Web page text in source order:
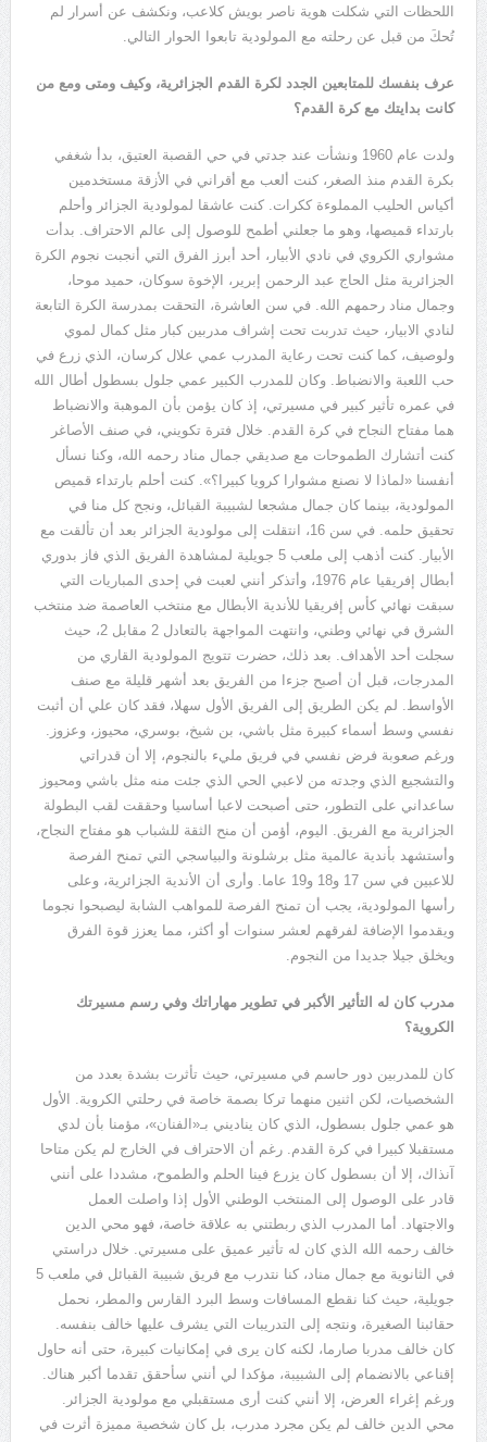
اللحظات التي شكلت هوية ناصر بويش كلاعب، ونكشف عن أسرار لم
تُحكَ من قبل عن رحلته مع المولودية تابعوا الحوار التالي.
عرف بنفسك للمتابعين الجدد لكرة القدم الجزائرية، وكيف ومتى ومع من
كانت بدايتك مع كرة القدم؟
ولدت عام
ونشأت عند جدتي في حي القصبة العتيق، بدأ شغفي
بكرة القدم منذ الصغر، كنت ألعب مع أقراني في الأزقة مستخدمين
أكياس الحليب المملوءة ككرات. كنت عاشقا لمولودية الجزائر وأحلم
بارتداء قميصها، وهو ما جعلني أطمح للوصول إلى عالم الاحتراف. بدأت
مشواري الكروي في نادي الأبيار، أحد أبرز الفرق التي أنجبت نجوم الكرة
الجزائرية مثل الحاج عبد الرحمن إبرير، الإخوة سوكان، حميد موحا،
وجمال مناد رحمهم الله. في سن العاشرة، التحقت بمدرسة الكرة التابعة
لنادي الابيار، حيث تدربت تحت إشراف مدربين كبار مثل كمال لموي
ولوصيف، كما كنت تحت رعاية المدرب عمي علال كرسان، الذي زرع في
حب اللعبة والانضباط. وكان للمدرب الكبير عمي جلول بسطول أطال الله
في عمره تأثير كبير في مسيرتي، إذ كان يؤمن بأن الموهبة والانضباط
هما مفتاح النجاح في كرة القدم. خلال فترة تكويني، في صنف الأصاغر
كنت أتشارك الطموحات مع صديقي جمال مناد رحمه الله، وكنا نسأل
أنفسنا «لماذا لا نصنع مشوارا كرويا كبيرا؟». كنت أحلم بارتداء قميص
المولودية، بينما كان جمال مشجعا لشبيبة القبائل، ونجح كل منا في
تحقيق حلمه. في سن
، انتقلت إلى مولودية الجزائر بعد أن تألقت مع
الأبيار . كنت أذهب إلى ملعب
جويلية لمشاهدة الفريق الذي فاز بدوري
أبطال إفريقيا عام
، وأتذكر أنني لعبت في إحدى المباريات التي
سبقت نهائي كأس إفريقيا للأندية الأبطال مع منتخب العاصمة ضد منتخب
الشرق في نهائي وطني، وانتهت المواجهة بالتعادل
مقابل
، حيث
سجلت أحد الأهداف. بعد ذلك، حضرت تتويج المولودية القاري من
المدرجات، قبل أن أصبح جزءا من الفريق بعد أشهر قليلة مع صنف
الأواسط. لم يكن الطريق إلى الفريق الأول سهلا، فقد كان علي أن أثبت
نفسي وسط أسماء كبيرة مثل باشي، بن شيخ، بوسري، محيوز، وعزوز .
ورغم صعوبة فرض نفسي في فريق مليء بالنجوم، إلا أن قدراتي
والتشجيع الذي وجدته من لاعبي الحي الذي جئت منه مثل باشي ومحيوز
ساعداني على التطور، حتى أصبحت لاعبا أساسيا وحققت لقب البطولة
الجزائرية مع الفريق.
اليوم، أؤمن أن منح الثقة للشباب هو مفتاح النجاح،
وأستشهد بأندية عالمية مثل برشلونة والبياسجي التي تمنح الفرصة
للاعبين في سن
و18 و19 عاما. وأرى أن الأندية الجزائرية، وعلى
رأسها المولودية، يجب أن تمنح الفرصة للمواهب الشابة ليصبحوا نجوما
ويقدموا الإضافة لفرقهم لعشر سنوات أو أكثر، مما يعزز قوة الفرق
ويخلق جيلا جديدا من النجوم.
مدرب كان له التأثير الأكبر في تطوير مهاراتك وفي رسم مسيرتك
الكروية؟
كان للمدربين دور حاسم في مسيرتي، حيث تأثرت بشدة بعدد من
الشخصيات، لكن اثنين منهما تركا بصمة خاصة في رحلتي الكروية.
الأول
هو عمي جلول بسطول، الذي كان يناديني بـ« الفنان»، مؤمنا بأن لدي
مستقبلا كبيرا في كرة القدم. رغم أن الاحتراف في الخارج لم يكن متاحا
آنذاك، إلا أن بسطول كان يزرع فينا الحلم والطموح، مشددا على أنني
قادر على الوصول إلى المنتخب الوطني الأول إذا واصلت العمل
والاجتهاد. أما المدرب الذي ربطتني به علاقة خاصة، فهو محي الدين
خالف رحمه الله الذي كان له تأثير عميق على مسيرتي. خلال دراستي
في الثانوية مع جمال مناد، كنا نتدرب مع فريق شبيبة القبائل في ملعب
جويلية، حيث كنا نقطع المسافات وسط البرد القارس والمطر، نحمل
حقائبنا الصغيرة، ونتجه إلى التدريبات التي يشرف عليها خالف بنفسه.
كان خالف مدربا صارما، لكنه كان يرى في إمكانيات كبيرة، حتى أنه حاول
إقناعي بالانضمام إلى الشبيبة، مؤكدا لي أنني سأحقق تقدما أكبر هناك.
ورغم إغراء العرض، إلا أنني كنت أرى مستقبلي مع مولودية الجزائر .
محي الدين خالف لم يكن مجرد مدرب، بل كان شخصية مميزة أثرت في